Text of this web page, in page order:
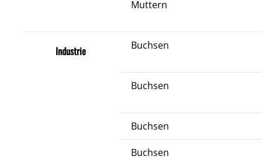
Muttern
Industrie Buchsen
Buchsen
Buchsen
Buchsen